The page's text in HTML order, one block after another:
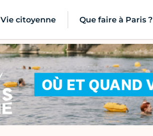
Vie citoyenne Que faire à Paris ?